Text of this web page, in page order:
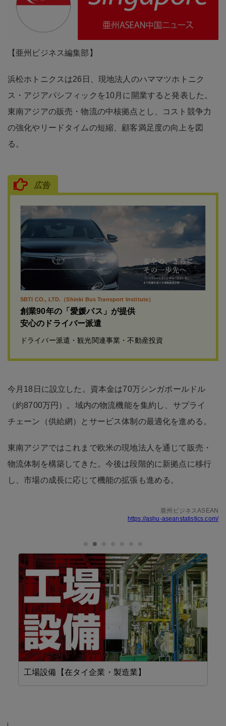
【亜州ビジネス編集部】
浜松ホトニクスは26日、現地法人のハママツホトニク
ス・アジアパシフィックを10月に開業すると発表した。
東南アジアの販売・物流の中核拠点とし、コスト競争力
の強化やリードタイムの短縮、顧客満足度の向上を図
る。
広告
SBTI CO., LTD.（Shinki Bus Transport Institute）
創業90年の「愛媛バス」が提供
安心のドライバー派遣
ドライバー派遣・観光関連事業・不動産投資
今月18日に設立した。資本金は70万シンガポールドル
（約8700万円）。域内の物流機能を集約し、サプライ
チェーン（供給網）とサービス体制の最適化を進める。
東南アジアではこれまで欧米の現地法人を通じて販売・
物流体制を構築してきた。今後は段階的に新拠点に移行
し、市場の成長に応じて機能の拡張も進める。
亜州ビジネスASEAN
https://ashu-aseanstatistics.com/
工場設備【在タイ企業・製造業】